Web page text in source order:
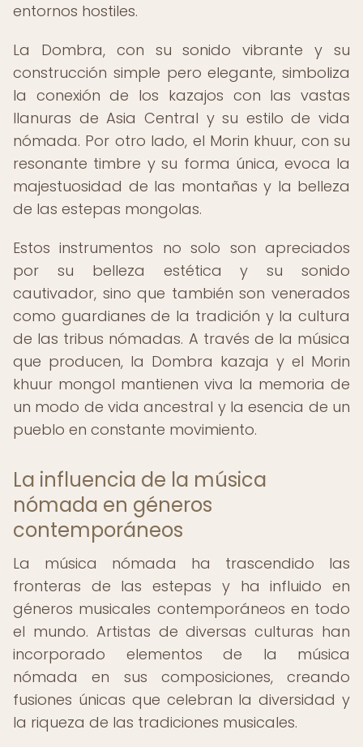
entornos hostiles.
La Dombra, con su sonido vibrante y su
construcción simple pero elegante, simboliza
la conexión de los kazajos con las vastas
llanuras de Asia Central y su estilo de vida
nómada. Por otro lado, el Morin khuur, con su
resonante timbre y su forma única, evoca la
majestuosidad de las montañas y la belleza
de las estepas mongolas.
Estos instrumentos no solo son apreciados
por su belleza estética y su sonido
cautivador, sino que también son venerados
como guardianes de la tradición y la cultura
de las tribus nómadas. A través de la música
que producen, la Dombra kazaja y el Morin
khuur mongol mantienen viva la memoria de
un modo de vida ancestral y la esencia de un
pueblo en constante movimiento.
La influencia de la música
nómada en géneros
contemporáneos
La música nómada ha trascendido las
fronteras de las estepas y ha influido en
géneros musicales contemporáneos en todo
el mundo. Artistas de diversas culturas han
incorporado elementos de la música
nómada en sus composiciones, creando
fusiones únicas que celebran la diversidad y
la riqueza de las tradiciones musicales.